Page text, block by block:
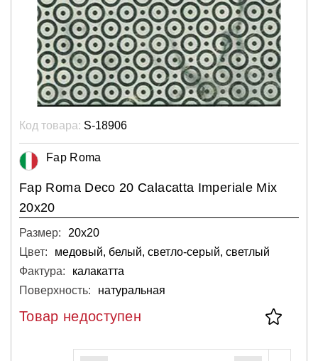
Код товара: S-18906
Fap Roma
Fap Roma Deco 20 Calacatta Imperiale Mix
20x20
Размер:
20х20
Цвет:
медовый, белый, светло-серый, светлый
Фактура:
калакатта
Поверхность:
натуральная
Товар недоступен